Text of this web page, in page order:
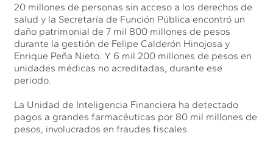
20 millones de personas sin acceso a los derechos de
salud y la Secretaría de Función Pública encontró un
daño patrimonial de 7 mil 800 millones de pesos
durante la gestión de Felipe Calderón Hinojosa y
Enrique Peña Nieto. Y 6 mil 200 millones de pesos en
unidades médicas no acreditadas, durante ese
periodo.
La Unidad de Inteligencia Financiera ha detectado
pagos a grandes farmacéuticas por 80 mil millones de
pesos, involucrados en fraudes fiscales.